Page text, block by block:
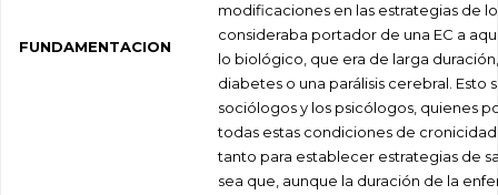
FUNDAMENTACION
modificaciones en las estrategias de
consideraba portador de una EC a
lo biológico, que era de larga
diabetes o una parálisis cerebral.
sociólogos y los psicólogos, quienes
todas estas condiciones de
tanto para establecer estrategias de
sea que, aunque la duración de la